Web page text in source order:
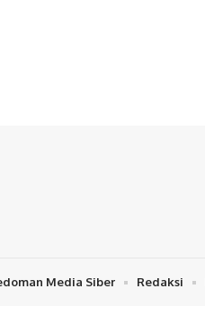
Media Siber Redaksi